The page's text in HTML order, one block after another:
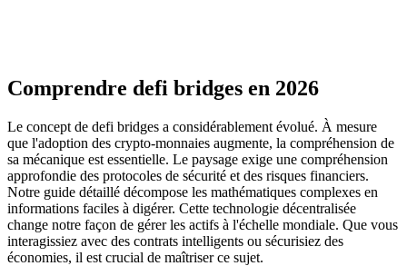
Comprendre defi bridges en 2026
Le concept de defi bridges a considérablement évolué. À mesure
que l'adoption des crypto-monnaies augmente, la compréhension de
sa mécanique est essentielle. Le paysage exige une compréhension
approfondie des protocoles de sécurité et des risques financiers.
Notre guide détaillé décompose les mathématiques complexes en
informations faciles à digérer. Cette technologie décentralisée
change notre façon de gérer les actifs à l'échelle mondiale. Que vous
interagissiez avec des contrats intelligents ou sécurisiez des
économies, il est crucial de maîtriser ce sujet.